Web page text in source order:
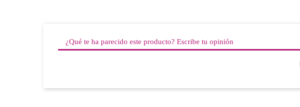
¿Qué te ha parecido este producto? Escribe tu opinión